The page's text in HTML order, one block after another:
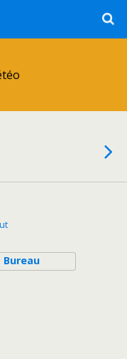
Bureau